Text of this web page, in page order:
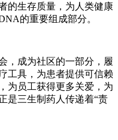
的生存质量，为人类健康
的重要组成部分。
，成为社区的一部分，履
工具，为患者提供可信赖
为员工获得更多关爱，为
是三生制药人传递着“责